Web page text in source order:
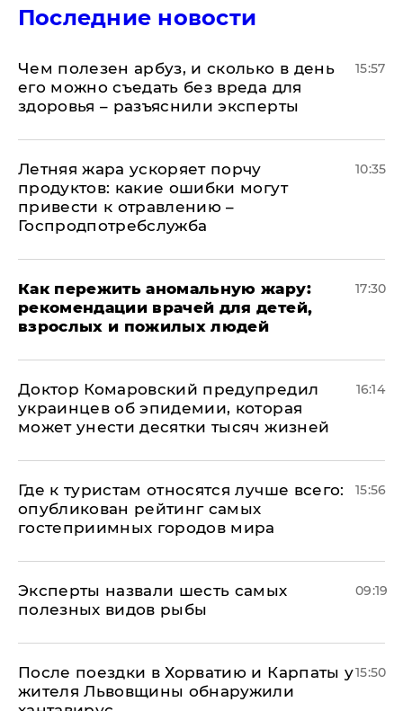
Последние новости
Чем полезен арбуз, и сколько в день
его можно съедать без вреда для
здоровья – разъяснили эксперты
15:57
Летняя жара ускоряет порчу
продуктов: какие ошибки могут
привести к отравлению –
Госпродпотребслужба
10:35
Как пережить аномальную жару:
рекомендации врачей для детей,
взрослых и пожилых людей
17:30
Доктор Комаровский предупредил
украинцев об эпидемии, которая
может унести десятки тысяч жизней
16:14
Где к туристам относятся лучше всего:
опубликован рейтинг самых
гостеприимных городов мира
15:56
Эксперты назвали шесть самых
полезных видов рыбы
09:19
После поездки в Хорватию и Карпаты у
жителя Львовщины обнаружили
15:50